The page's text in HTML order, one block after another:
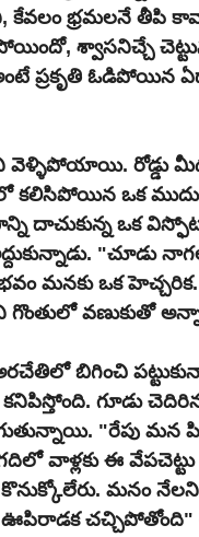
కేవలం భ్రమలనే తీపి
శ్వాసనిచ్చే
ప్రకృతి ఓడిపోయిన
వెళ్ళిపోయాయి. రోడ్డు
కలిసిపోయిన ఒక
ఒక
"చూడు
మనకు ఒక
వణుకుతో
బిగించి
గూడు
"రేపు మన
వాళ్లకు ఈ
మనం నేలని
ఊపిరాడక